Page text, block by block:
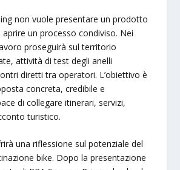
non vuole presentare un prodotto
un processo condiviso. Nei
proseguirà sul territorio
attività di test degli anelli
diretti tra operatori. L’obiettivo è
concreta, credibile e
di collegare itinerari, servizi,
turistico.
una riflessione sul potenziale del
bike. Dopo la presentazione